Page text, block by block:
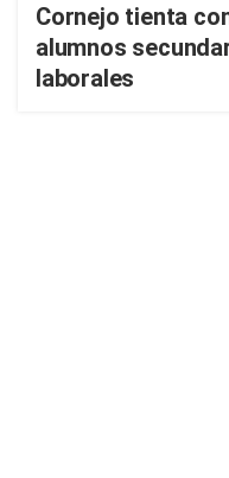
Cornejo tienta
alumnos
laborales